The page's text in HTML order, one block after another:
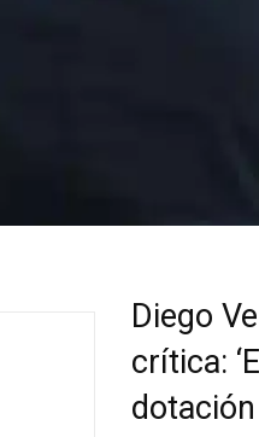
Diego
crítica: